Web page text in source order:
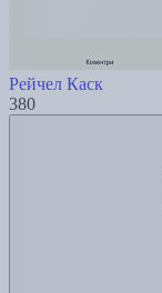
Рейчел Каск
380